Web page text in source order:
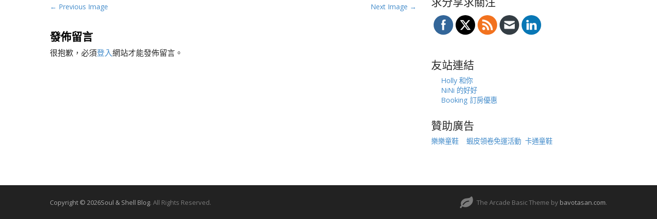
P
s
t
n
← Previous Image Next Image →
發佈留言
很抱歉，必須登入網站才能發佈留言。
友站連結
Holly 和你
NiNi 的好好
Booking 訂房優惠
贊助廣告
樂樂童鞋 蝦皮領卷免運活動 卡通童鞋
Copyright © 2026Soul & Shell Blog. All Rights Reserved. The Arcade Basic Theme by bavotasan.com.